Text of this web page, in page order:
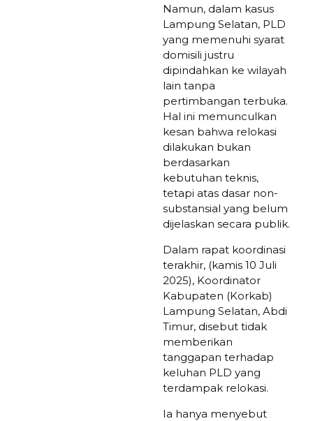
Namun, dalam kasus
Lampung Selatan, PLD
yang memenuhi syarat
domisili justru
dipindahkan ke wilayah
lain tanpa
pertimbangan terbuka.
Hal ini memunculkan
kesan bahwa relokasi
dilakukan bukan
berdasarkan
kebutuhan teknis,
tetapi atas dasar non-
substansial yang belum
dijelaskan secara publik.
Dalam rapat koordinasi
terakhir, (kamis 10 Juli
2025), Koordinator
Kabupaten (Korkab)
Lampung Selatan, Abdi
Timur, disebut tidak
memberikan
tanggapan terhadap
keluhan PLD yang
terdampak relokasi.
Ia hanya menyebut